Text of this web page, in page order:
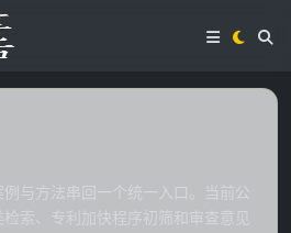
与方法串回一个统一入口。当前公
索、专利加快程序初筛和审查意见